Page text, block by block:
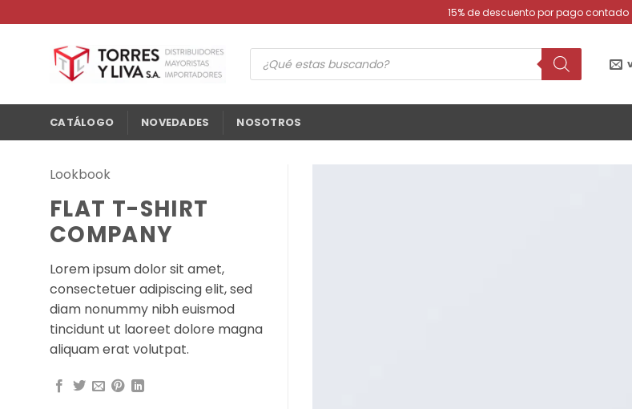
al
contenido
15% de descuento por pago contado
Búsqueda
productos
CATÁLOGO NOVEDADES NOSOTROS
Lookbook
FLAT T-SHIRT
COMPANY
Lorem ipsum dolor sit amet,
consectetuer adipiscing elit, sed
diam nonummy nibh euismod
tincidunt ut laoreet dolore magna
aliquam erat volutpat.